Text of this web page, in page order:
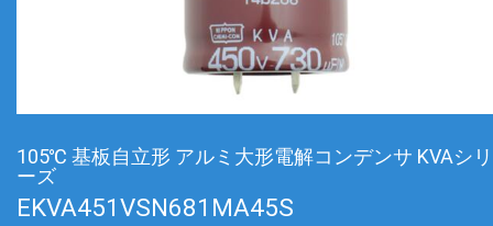
105℃ 基板自立形 アルミ大形電解コンデンサ KVAシリ
ーズ
EKVA451VSN681MA45S